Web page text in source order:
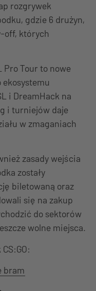
rozgrywek
gdzie 6 drużyn,
off, których
Pro Tour to nowe
i DreamHack na
i turniejów daje
w zmaganiach
zasady wejścia
zostały
biletowaną oraz
się na zakup
do sektorów
wolne miejsca.
bram